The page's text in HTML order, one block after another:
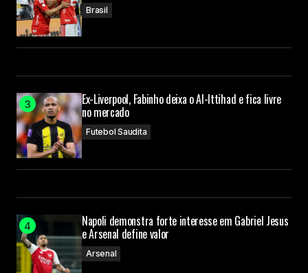
Brasil
Ex-Liverpool, Fabinho deixa o Al-Ittihad e fica livre
no mercado
Futebol Saudita
Napoli demonstra forte interesse em Gabriel Jesus
e Arsenal define valor
Arsenal